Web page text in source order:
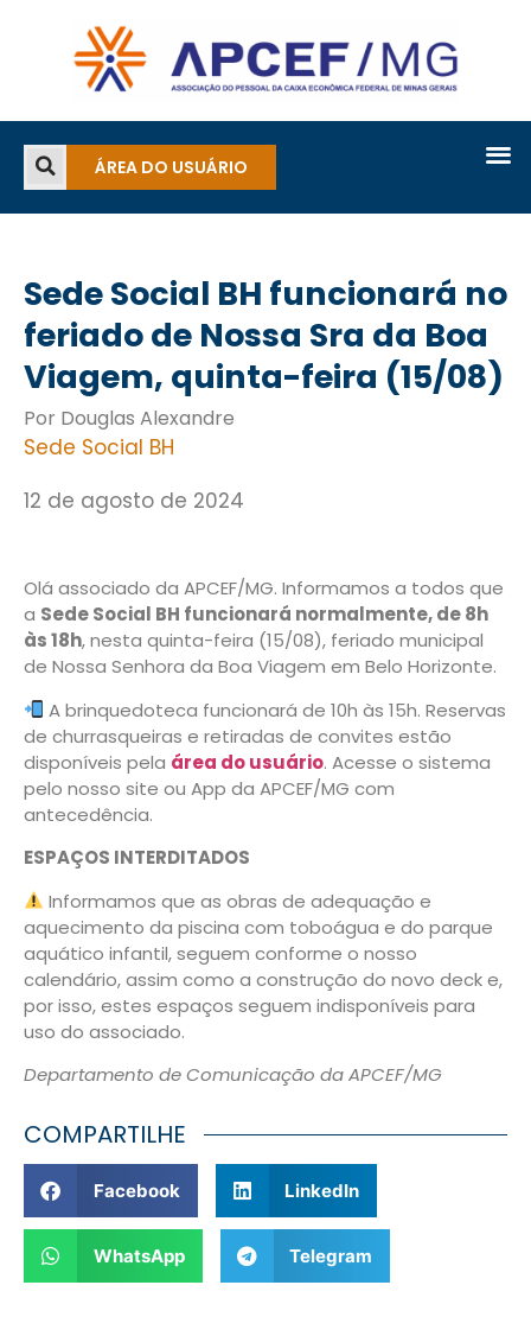
ÁREA DO USUÁRIO
Sede Social BH funcionará no
feriado de Nossa Sra da Boa
Viagem, quinta-feira (15/08)
Por Douglas Alexandre
Sede Social BH
12 de agosto de 2024
Olá associado da APCEF/MG. Informamos a todos que
a Sede Social BH funcionará normalmente, de 8h
às 18h, nesta quinta-feira (15/08), feriado municipal
de Nossa Senhora da Boa Viagem em Belo Horizonte.
A brinquedoteca funcionará de 10h às 15h. Reservas
de churrasqueiras e retiradas de convites estão
disponíveis pela área do usuário. Acesse o sistema
pelo nosso site ou App da APCEF/MG com
antecedência.
ESPAÇOS INTERDITADOS
Informamos que as obras de adequação e
aquecimento da piscina com toboágua e do parque
aquático infantil, seguem conforme o nosso
calendário, assim como a construção do novo deck e,
por isso, estes espaços seguem indisponíveis para
uso do associado.
Departamento de Comunicação da APCEF/MG
COMPARTILHE
Facebook LinkedIn
WhatsApp Telegram